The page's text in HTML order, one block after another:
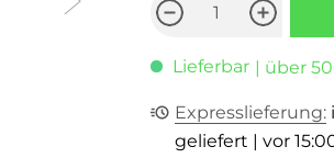
Lieferbar | über
Expresslieferung:
geliefert | vor